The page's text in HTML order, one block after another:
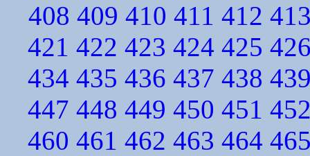
408 409 410 411 412
421 422 423 424 425
434 435 436 437 438
447 448 449 450 451
460 461 462 463 464